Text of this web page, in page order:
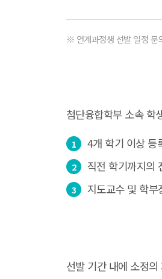
※ 연계과정생 선발 일정 문
첨단융합학부 소속 학
4개 학기 이상 등
직전 학기까지의
지도교수 및 학부
선발 기간 내에 소정